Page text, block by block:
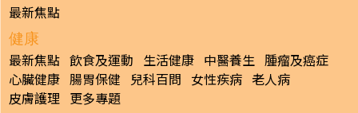
最新焦點
健康
最新焦點 飲食及運動 生活健康 中醫養生 腫瘤及癌症
心臟健康 腸胃保健 兒科百問 女性疾病 老人病
皮膚護理 更多專題